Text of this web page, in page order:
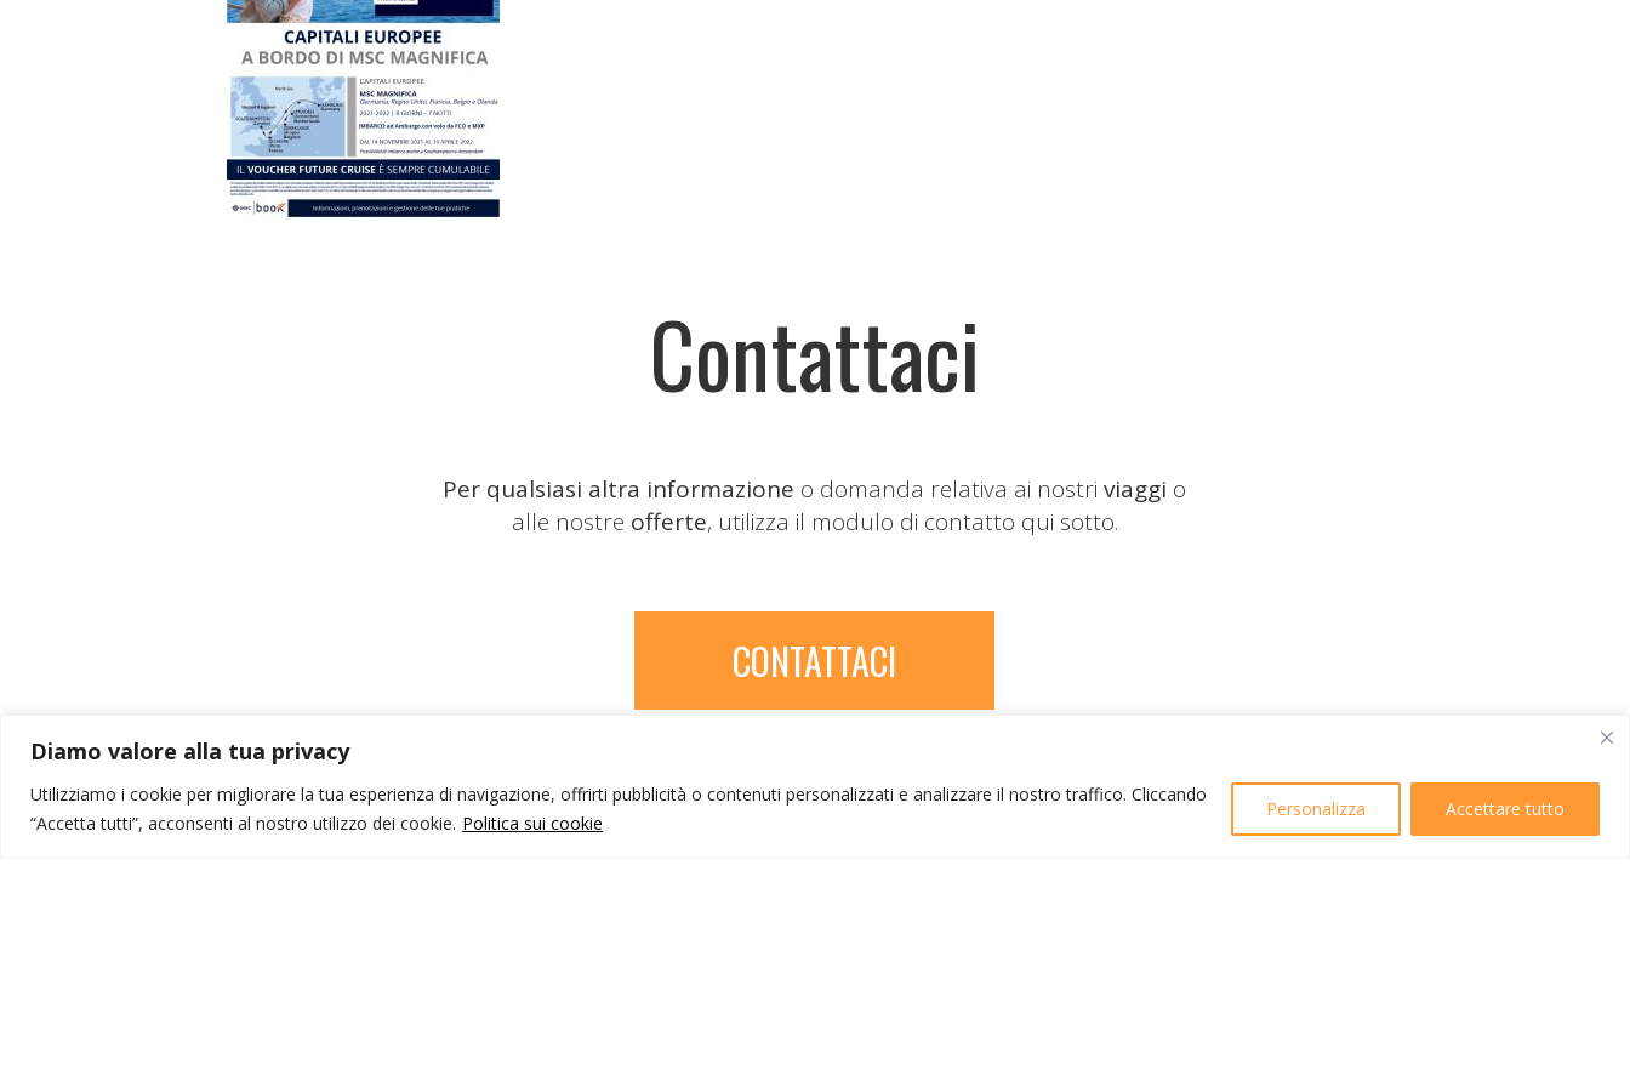
Diamo valore alla tua privacy
Utilizziamo i cookie per migliorare la tua esperienza di navigazione, offrirti pubblicità o contenuti personalizzati e analizzare il nostro traffico. Cliccando
“Accetta tutti”, acconsenti al nostro utilizzo dei cookie. Politica sui cookie
Personalizza Accettare tutto
Contattaci
Per qualsiasi altra informazione o domanda relativa ai nostriviaggi o
alle nostre offerte, utilizza il modulo di contatto qui sotto.
CONTATTACI